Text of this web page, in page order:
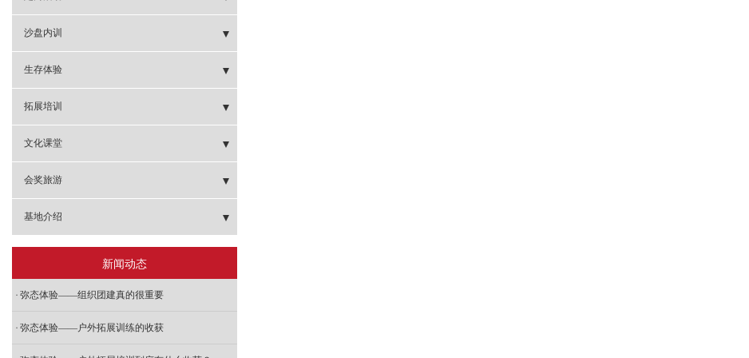
- 徽杭古道徒步
- 定向闯关
- 前格村徒步
- 安溪志闽徒步
- 十里蓝山徒步
- 天竺山徒步
- 徒步类团建
- 定向闯关
- 鼓浪屿寻宝
- 城市定向
- 古山重定向
- 彩虹跑
- 埭美古镇定向
沙盘内训
- 峥嵘岁月
- 疯狂市场
- 模拟联合国
- 运筹帷幄
- 全-面运营管理沙盘
- 项目管理与运营沙盘
- 《赢在起跑线》新人融入课程
生存体验
- 野外生存
- 魔鬼训练
- 森林探险
- 企业军训
- 冲出亚马逊
拓展培训
- 罗马炮架
- 疯狂市场
- 领袖风采
- 漫漫人生路
- 七彩人生
文化课堂
- 明德系列课堂《管理治要》
- 明德系列课堂《财富大道》
会奖旅游
- 会奖旅游
基地介绍
- 厦门基地
- 漳州基地
新闻动态
弥态体验——组织团建真的很重要
弥态体验——户外拓展训练的收获